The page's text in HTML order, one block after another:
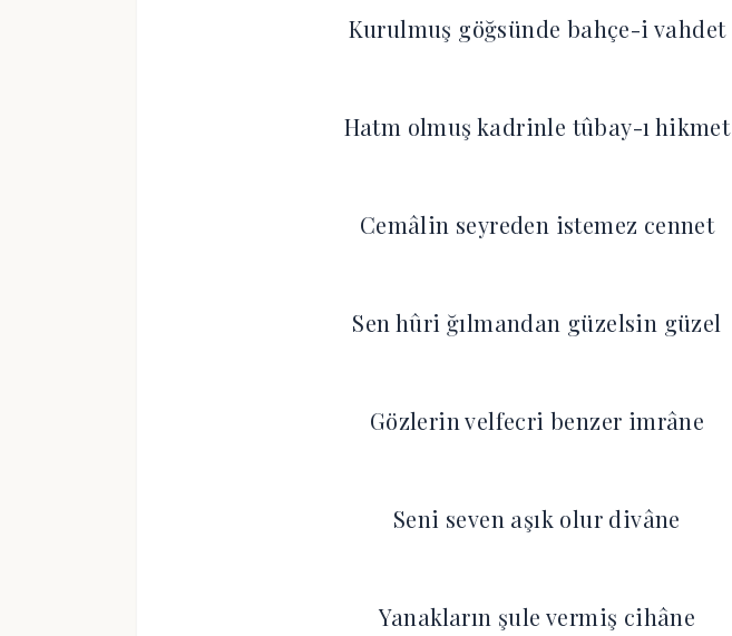
Kurulmuş göğsünde bahçe-i vahdet
Hatm olmuş kadrinle tûbay-ı hikmet
Cemâlin seyreden istemez cennet
Sen hûri ğılmandan güzelsin güzel
Gözlerin velfecri benzer imrâne
Seni seven aşık olur divâne
Yanakların şule vermiş cihâne